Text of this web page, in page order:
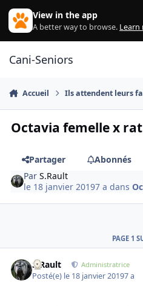
Aller au contenu
View in the app
A better way to browse. Learn
Cani-Seniors
Accueil Ils attendent leurs
Octavia femelle x
Partager
Abonnés
ParS.Rault
le 18 janvier 20197 a dans
PAGE 1
S.Rault Administratrice
Posté(e) le 18 janvier 20197 a